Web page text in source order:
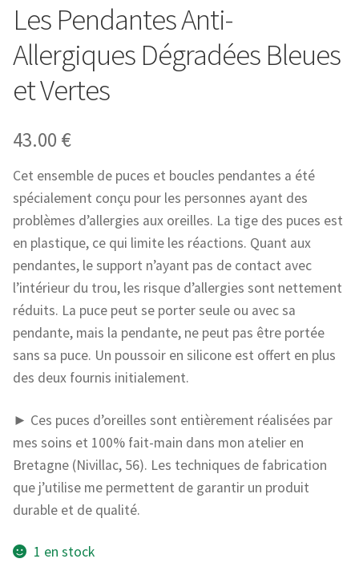
Les Pendantes Anti-
Allergiques Dégradées Bleues
et Vertes
43.00 €
Cet ensemble de puces et boucles pendantes a été
spécialement conçu pour les personnes ayant des
problèmes d’allergies aux oreilles. La tige des puces est
en plastique, ce qui limite les réactions. Quant aux
pendantes, le support n’ayant pas de contact avec
l’intérieur du trou, les risque d’allergies sont nettement
réduits. La puce peut se porter seule ou avec sa
pendante, mais la pendante, ne peut pas être portée
sans sa puce. Un poussoir en silicone est offert en plus
des deux fournis initialement.
► Ces puces d’oreilles sont entièrement réalisées par
mes soins et 100% fait-main dans mon atelier en
Bretagne (Nivillac, 56). Les techniques de fabrication
que j’utilise me permettent de garantir un produit
durable et de qualité.
1 en stock